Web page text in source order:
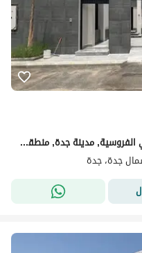
فيلا للبيع في شارع عز الدين ابن فهد, حي الفروسية, مدينة جدة, منطقة مكة المكرمة
جدة، جدة